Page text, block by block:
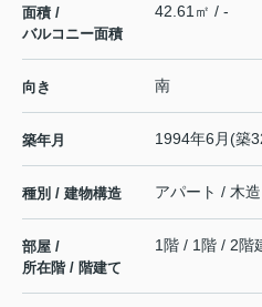
面積 /
バルコニー面積
42.61㎡ / -
向き 南
築年月 1994年6月(築
種別 / 建物構造 アパート / 木造
部屋 /
所在階 / 階建て
1階 / 1階 / 2階